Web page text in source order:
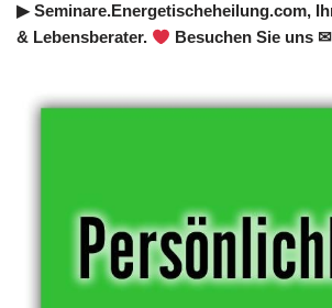
▶︎ Seminare.Energetischeheilung.com,
& Lebensberater.
Besuchen Sie uns